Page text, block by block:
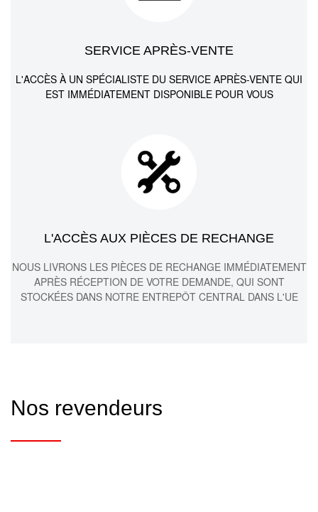
SERVICE APRÈS-VENTE
L'ACCÈS À UN SPÉCIALISTE DU SERVICE APRÈS-VENTE QUI
EST IMMÉDIATEMENT DISPONIBLE POUR VOUS
L'ACCÈS AUX PIÈCES DE RECHANGE
NOUS LIVRONS LES PIÈCES DE RECHANGE IMMÉDIATEMENT
APRÈS RÉCEPTION DE VOTRE DEMANDE, QUI SONT
STOCKÉES DANS NOTRE ENTREPÔT CENTRAL DANS L'UE
Nos revendeurs